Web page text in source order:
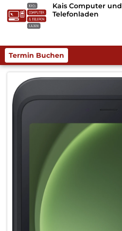
Kais Computer und
Telefonladen
Termin Buchen